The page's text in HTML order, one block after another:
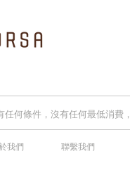
何條件，沒有任何最低消費
我們 聯繫我們